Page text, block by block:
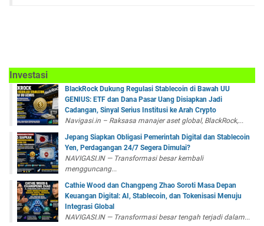
Investasi
BlackRock Dukung Regulasi Stablecoin di Bawah UU
GENIUS: ETF dan Dana Pasar Uang Disiapkan Jadi
Cadangan, Sinyal Serius Institusi ke Arah Crypto
Navigasi.in – Raksasa manajer aset global, BlackRock,...
Jepang Siapkan Obligasi Pemerintah Digital dan Stablecoin
Yen, Perdagangan 24/7 Segera Dimulai?
NAVIGASI.IN — Transformasi besar kembali
mengguncang...
Cathie Wood dan Changpeng Zhao Soroti Masa Depan
Keuangan Digital: AI, Stablecoin, dan Tokenisasi Menuju
Integrasi Global
NAVIGASI.IN — Transformasi besar tengah terjadi dalam...